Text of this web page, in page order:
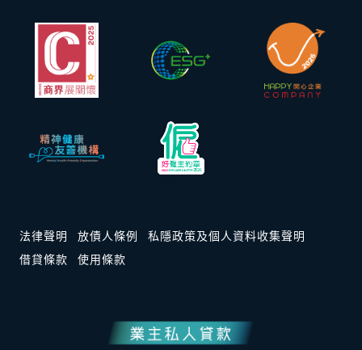
法律聲明 放債人條例
私隱政策及個人資料收集聲明
借貸條款
使用條款